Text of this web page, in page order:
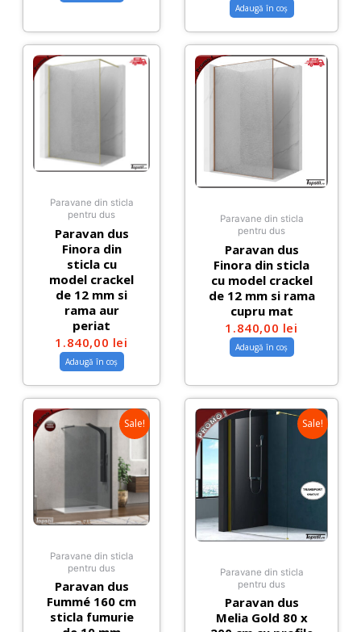
Adaugă în coș
Paravane din sticla
pentru dus
Paravan dus
Finora din
sticla cu
model crackel
de 12 mm si
rama aur
periat
1.840,00 lei
Adaugă în coș
Paravane din sticla
pentru dus
Paravan dus
Finora din sticla
cu model crackel
de 12 mm si rama
cupru mat
1.840,00 lei
Adaugă în coș
Sale!
Paravane din sticla
pentru dus
Paravan dus
Fummé 160 cm
sticla fumurie
Sale!
Paravane din sticla
pentru dus
Paravan dus
Melia Gold 80 x